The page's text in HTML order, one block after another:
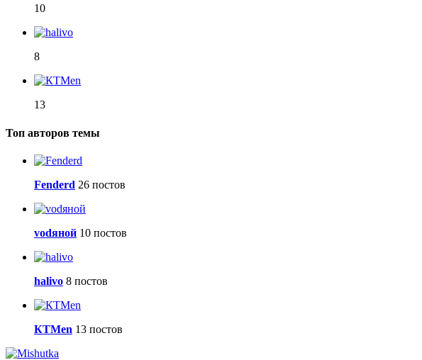
10
8
13
Топ авторов темы
Fenderd 26 постов
vоdяной 10 постов
halivo 8 постов
КТМen 13 постов